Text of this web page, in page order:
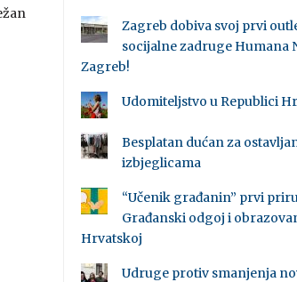
Zagreb dobiva svoj prvi
socijalne zadruge Humana
Zagreb!
Udomiteljstvo u Republici
Besplatan dućan za
izbjeglicama
“Učenik građanin” prvi
Građanski odgoj i
Hrvatskoj
Udruge protiv smanjenja